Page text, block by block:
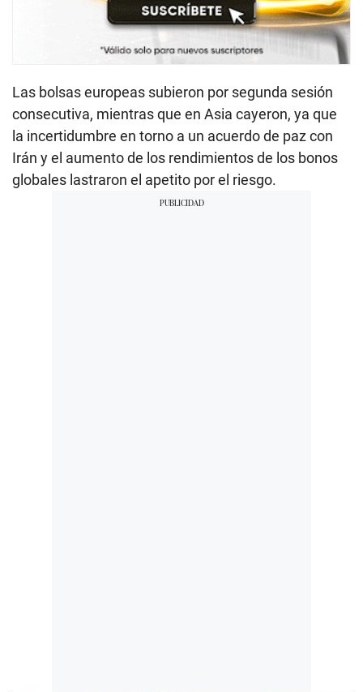
Las bolsas europeas subieron por segunda sesión
consecutiva, mientras que en Asia cayeron, ya que
la incertidumbre en torno a un acuerdo de paz con
Irán y el aumento de los rendimientos de los bonos
globales lastraron el apetito por el riesgo.